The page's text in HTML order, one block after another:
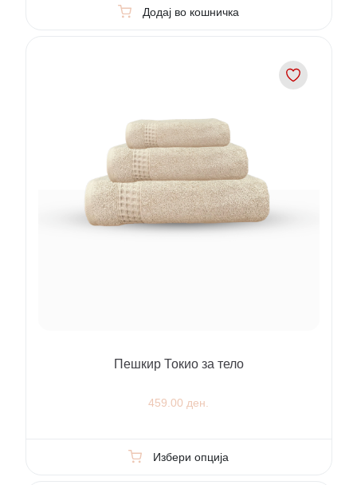
Додај во кошничка
Пешкир Токио за тело
459.00 ден.
Избери опција